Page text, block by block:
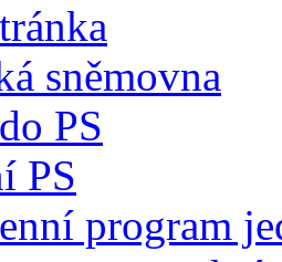
sněmovna
PS
PS
program